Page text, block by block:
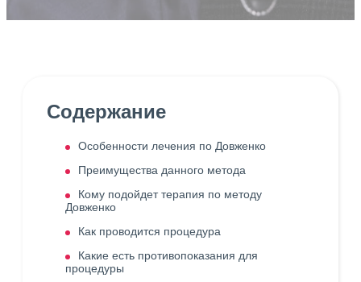
Содержание
Особенности лечения по Довженко
Преимущества данного метода
Кому подойдет терапия по методу
Довженко
Как проводится процедура
Какие есть противопоказания для
процедуры